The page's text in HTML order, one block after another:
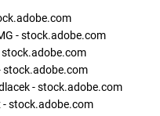
- stock.adobe.com
- stock.adobe.com
stock.adobe.com